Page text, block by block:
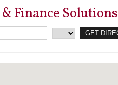
Finance Solutions